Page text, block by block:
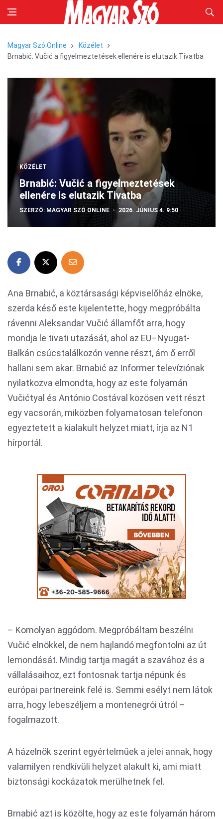
Magyar Szó Online
Közélet
Brnabić: Vučić a figyelmeztetések ellenére is elutazik Tivatba
KÖZÉLET
Brnabić: Vučić a figyelmeztetések
ellenére is elutazik Tivatba
SZERZŐ: MAGYAR SZÓ ONLINE 2026. JÚNIUS 4. 9:50
Ana Brnabić, a köztársasági képviselőház elnöke,
szerda késő este kijelentette, hogy megpróbálta
rávenni Aleksandar Vučić államfőt arra, hogy
mondja le tivati utazását, ahol az EU–Nyugat-
Balkán csúcstalálkozón venne részt, ám ő erről
hallani sem akar. Brnabić az Informer televíziónak
nyilatkozva elmondta, hogy az este folyamán
Vučićtyal és António Costával közösen vett részt
egy vacsorán, miközben folyamatosan telefonon
egyeztetett a kialakult helyzet miatt, írja az N1
hírportál.
– Komolyan aggódom. Megpróbáltam beszélni
Vučić elnökkel, de nem hajlandó megfontolni az út
lemondását. Mindig tartja magát a szavához és a
vállalásaihoz, ezt fontosnak tartja népünk és
európai partnereink felé is. Semmi esélyt nem látok
arra, hogy lebeszéljem a montenegrói útról –
fogalmazott.
A házelnök szerint egyértelműek a jelei annak, hogy
valamilyen rendkívüli helyzet alakult ki, ami miatt
biztonsági kockázatok merülhetnek fel.
Brnabić azt is közölte, hogy az este folyamán három